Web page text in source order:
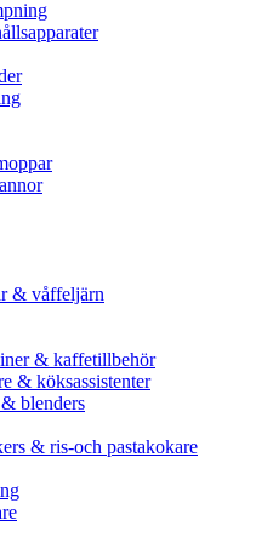
& våffeljärn
& kaffetillbehör
& köksassistenter
blenders
& ris-och pastakokare